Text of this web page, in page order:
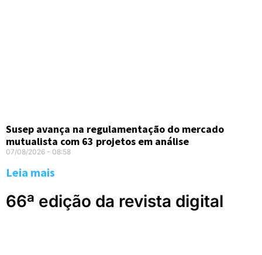
Susep avança na regulamentação do mercado
mutualista com 63 projetos em análise
07/08/2026 08:58
Leia mais
66ª edição da revista digital